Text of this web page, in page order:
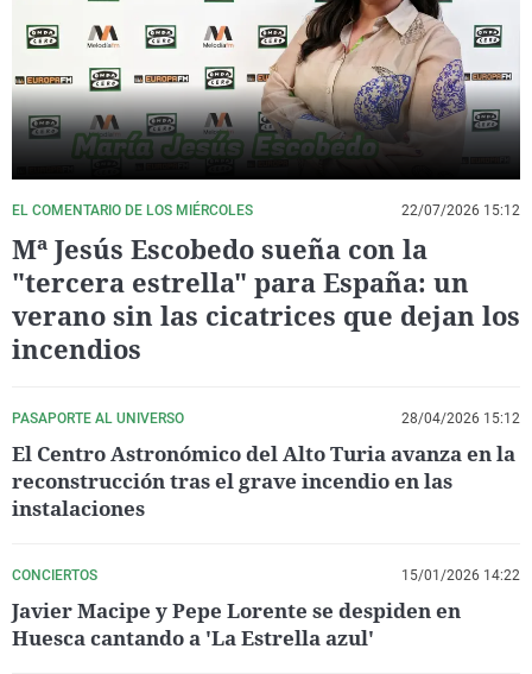
La rosa de los vientos
Gente viajera
Como el perro y el
Caso
Retornados
Equipo de
Operación Viuda
Extremadura
Galicia
La Rioja
Navarra
País Vasco
Virales
Televisión
Elecciones
EL COMENTARIO DE LOS MIÉRCOLES 22/07/2026 15:12
Mª Jesús Escobedo sueña con la
"tercera estrella" para España: un
verano sin las cicatrices que dejan los
incendios
PASAPORTE AL UNIVERSO 28/04/2026 15:12
El Centro Astronómico del Alto Turia avanza en la
reconstrucción tras el grave incendio en las
instalaciones
CONCIERTOS 15/01/2026 14:22
Javier Macipe y Pepe Lorente se despiden en
Huesca cantando a 'La Estrella azul'